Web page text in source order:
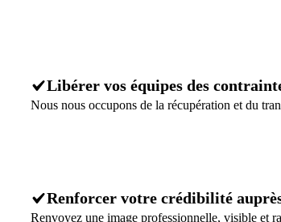
Libérer vos équipes des
Nous nous occupons de la récupération et du
Renforcer votre crédibilité
Renvoyez une image professionnelle, visible et